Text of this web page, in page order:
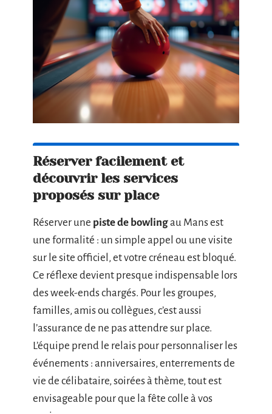
Réserver facilement et
découvrir les services
proposés sur place
Réserver une piste de bowlingau Mans est
une formalité : un simple appel ou une visite
sur le site officiel, et votre créneau est bloqué.
Ce réflexe devient presque indispensable lors
des week-ends chargés. Pour les groupes,
familles, amis ou collègues, c’est aussi
l’assurance de ne pas attendre sur place.
L’équipe prend le relais pour personnaliser les
événements : anniversaires, enterrements de
vie de célibataire, soirées à thème, tout est
envisageable pour que la fête colle à vos